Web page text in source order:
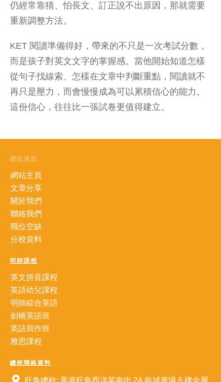
仍經常靠猜、怕長文、訂正說不出原因，那就需要
重新調整方法。
KET 閱讀準備得好，帶來的不只是一次考試分數，
而是孩子對英文文字的掌握感。當他開始知道怎樣
從句子找線索、怎樣在文章中判斷重點，閱讀就不
再只是壓力，而會慢慢成為可以累積信心的能力。
這份信心，往往比一張試卷更值得建立。
網站導航
網站主頁
文章分享
關於我們
聯絡我們
職位空缺
分校資料
明師課程
英文拼音課程
英語幼兒課程
明師綜合英語
劍橋英語班
英語寫作班
雅思課程
總校聯絡資料
旺角總校: 香港旺角西洋菜南街 2A 銀城廣場 6 樓全層